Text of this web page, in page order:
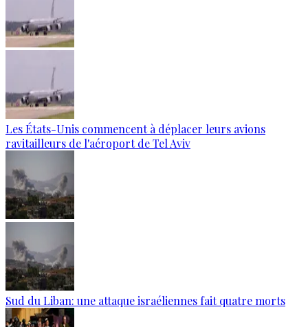
Les États-Unis commencent à déplacer leurs avions
ravitailleurs de l'aéroport de Tel Aviv
Sud du Liban: une attaque israéliennes fait quatre morts